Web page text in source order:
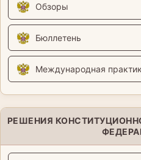
Обзоры
Бюллетень
Международная
РЕШЕНИЯ